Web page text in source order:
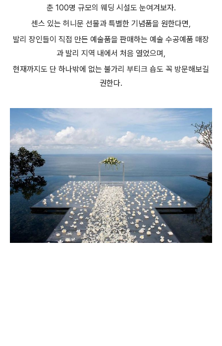
춘 100명 규모의 웨딩 시설도 눈여겨보자.
센스 있는 허니문 선물과 특별한 기념품을 원한다면,
발리 장인들이 직접 만든 예술품을 판매하는 예술 수공예품 매장
과 발리 지역 내에서 처음 열었으며,
현재까지도 단 하나밖에 없는 불가리 부티크 숍도 꼭 방문해보길
권한다.